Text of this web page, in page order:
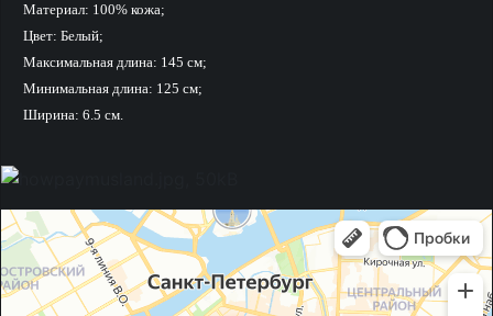
Материал: 100% кожа;
Цвет: Белый;
Максимальная длина: 145 см;
Минимальная длина: 125 см;
Ширина: 6.5 см.